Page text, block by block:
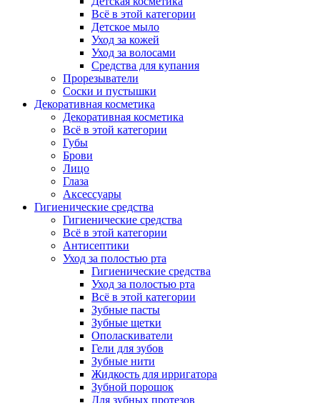
Всё в этой категории
Детское мыло
Уход за кожей
Уход за волосами
Средства для купания
Прорезыватели
Соски и пустышки
Декоративная косметика
Декоративная косметика
Всё в этой категории
Губы
Брови
Лицо
Глаза
Аксессуары
Гигиенические средства
Гигиенические средства
Всё в этой категории
Антисептики
Уход за полостью рта
Гигиенические средства
Уход за полостью рта
Всё в этой категории
Зубные пасты
Зубные щетки
Ополаскиватели
Гели для зубов
Зубные нити
Жидкость для ирригатора
Зубной порошок
Для зубных протезов